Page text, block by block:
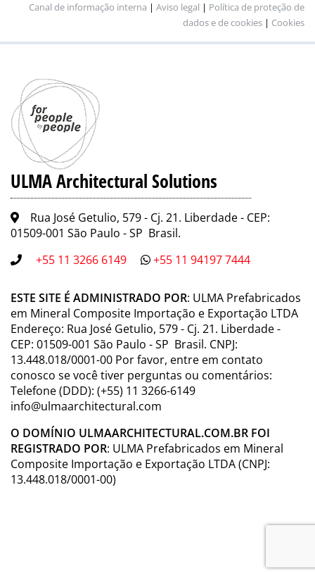
Canal de informação interna | Aviso legal | Política de proteção de
dados e de cookies | Cookies
ULMA Architectural Solutions
Rua José Getulio, 579 - Cj. 21. Liberdade - CEP:
01509-001 São Paulo - SP Brasil.
+55 11 3266 6149
+55 11 94197 7444
ESTE SITE É ADMINISTRADO POR: ULMA Prefabricados
em Mineral Composite Importação e Exportação LTDA
Endereço: Rua José Getulio, 579 - Cj. 21. Liberdade -
CEP: 01509-001 São Paulo - SP Brasil. CNPJ:
13.448.018/0001-00 Por favor, entre em contato
conosco se você tiver perguntas ou comentários:
Telefone (DDD): (+55) 11 3266-6149
info@ulmaarchitectural.com
O DOMÍNIO ULMAARCHITECTURAL.COM.BR FOI
REGISTRADO POR: ULMA Prefabricados em Mineral
Composite Importação e Exportação LTDA (CNPJ:
13.448.018/0001-00)